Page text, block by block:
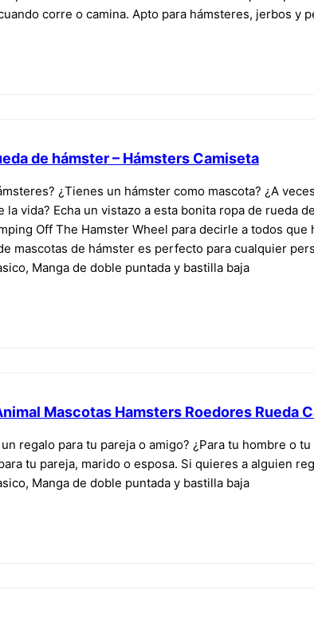
corre o camina. Apto para hámsteres, jerbos y
de hámster – Hámsters Camiseta
¿Tienes un hámster como mascota? ¿A
la vida? Echa un vistazo a esta bonita ropa de rueda
Off The Hamster Wheel para decirle a todos
mascotas de hámster es perfecto para cualquier
Manga de doble puntada y bastilla baja
Mascotas Hamsters Roedores Rueda
regalo para tu pareja o amigo? ¿Para tu hombre o
tu pareja, marido o esposa. Si quieres a alguien
Manga de doble puntada y bastilla baja